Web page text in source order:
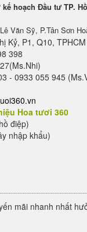
kế hoạch Đầu tư TP.
Văn Sỹ, P.Tân Sơn
Kỷ, P1, Q10, TPHCM
398
- 0933 055 945
Hoa tươi 360
điệp)
nhập khẩu)
mãi nhanh nhất